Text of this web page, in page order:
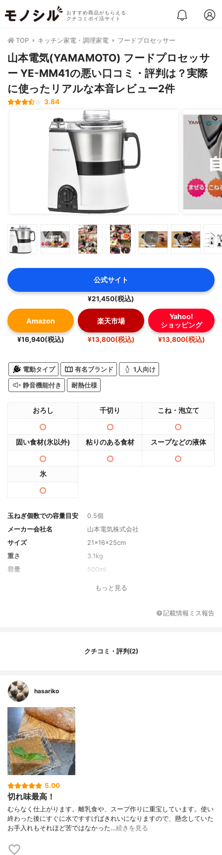
おすすめ商品がもらえる
クチコミポイ活サイト
TOP キッチン家電・調理家電 フードプロセッサー
山本電気(YAMAMOTO) フードプロセッサ
ー YE-MM41の悪い口コミ・評判は？実際
に使ったリアルな本音レビュー2件
3.84
公式サイト
¥21,450(税込)
Amazon
¥16,940(税込)
楽天市場
¥13,800(税込)
Yahoo!
ショッピング
¥13,800(税込)
電動タイプ 有名ブランド 1人向け
静音機能付き 耐熱仕様
おろし 千切り こね・泡立て
固い食材(氷以外) 粘りのある食材 スープなどの液体
氷
玉ねぎ個数での容量目安
0.5個
メーカー会社名
山本電気株式会社
サイズ
21×16×25cm
重さ
3.1kg
容量
500ml
SUS
付属品
アタッチメント
もっと見る
記載情報ミス報告
クチコミ・評判(2)
hasariko
5.00
切れ味最高！
むらなく仕上がります。離乳食や、スープ作りに重宝しています。使い
終わった後にすぐに水ですすげばきれいになりますので、懸念していた
お手入れもそれほど苦ではなかった…続きを見る